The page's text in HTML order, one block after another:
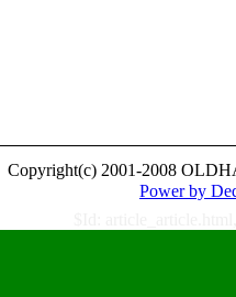
Copyright(c) 2001-2008
Power by